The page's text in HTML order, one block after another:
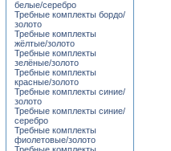
белые/серебро
Требные комплекты бордо/
золото
Требные комплекты
жёлтые/золото
Требные комплекты
зелёные/золото
Требные комплекты
красные/золото
Требные комплекты синие/
золото
Требные комплекты синие/
серебро
Требные комплекты
фиолетовые/золото